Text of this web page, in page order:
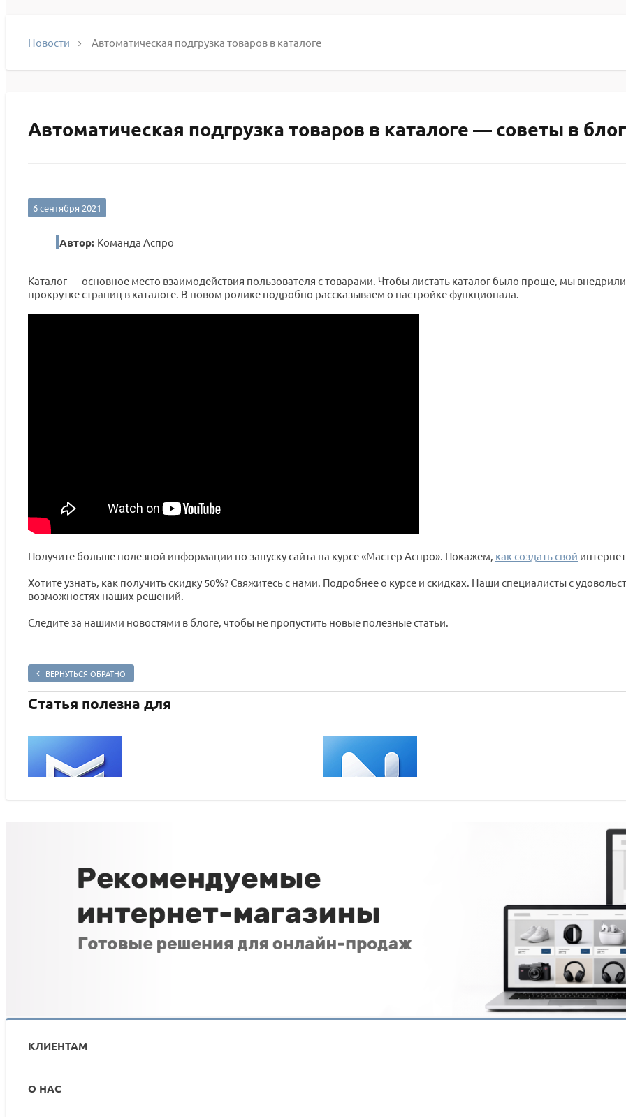
Новости Автоматическая подгрузка товаров в каталоге
Автоматическая подгрузка товаров в каталоге — советы в
6 сентября 2021
Автор: Команда Аспро
Каталог — основное место взаимодействия пользователя с товарами. Чтобы листать каталог было проще, мы
прокрутке страниц в каталоге. В новом ролике подробно рассказываем о настройке функционала.
Получите больше полезной информации по запуску сайта на курсе «Мастер Аспро». Покажем, как создать свой
Хотите узнать, как получить скидку 50%? Свяжитесь с нами. Подробнее о курсе и скидках. Наши специалисты с
возможностях наших решений.
Следите за нашими новостями в блоге, чтобы не пропустить новые полезные статьи.
ВЕРНУТЬСЯ ОБРАТНО
Статья полезна для
КЛИЕНТАМ
О НАС